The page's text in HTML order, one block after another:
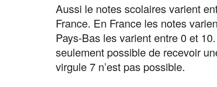
Aussi le notes scolaires varient
France. En France les notes
Pays-Bas les varient entre 0 et
seulement possible de recevoir
virgule 7 n’est pas possible.